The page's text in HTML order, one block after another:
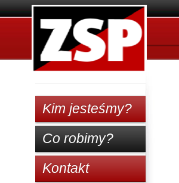
Kim jesteśmy?
Co robimy?
Kontakt